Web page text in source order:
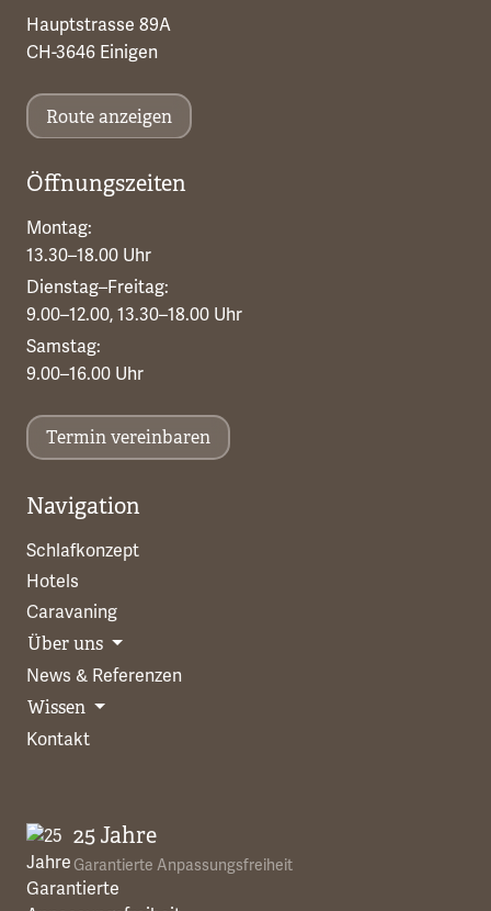
Hauptstrasse 89A
CH-3646 Einigen
Route anzeigen
Öffnungszeiten
Montag:
13.30–18.00 Uhr
Dienstag–Freitag:
9.00–12.00, 13.30–18.00 Uhr
Samstag:
9.00–16.00 Uhr
Termin vereinbaren
Navigation
Schlafkonzept
Hotels
Caravaning
Über uns
News & Referenzen
Wissen
Kontakt
25 Jahre
Garantierte Anpassungsfreiheit